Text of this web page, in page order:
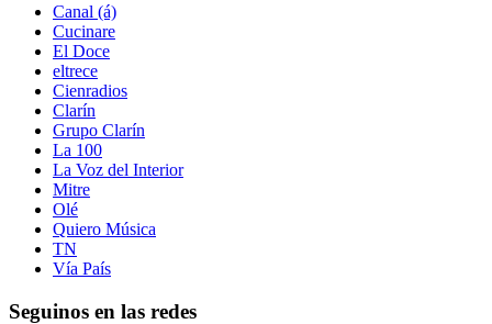
Canal (á)
Cucinare
El Doce
eltrece
Cienradios
Clarín
Grupo Clarín
La 100
La Voz del Interior
Mitre
Olé
Quiero Música
TN
Vía País
Seguinos en las redes